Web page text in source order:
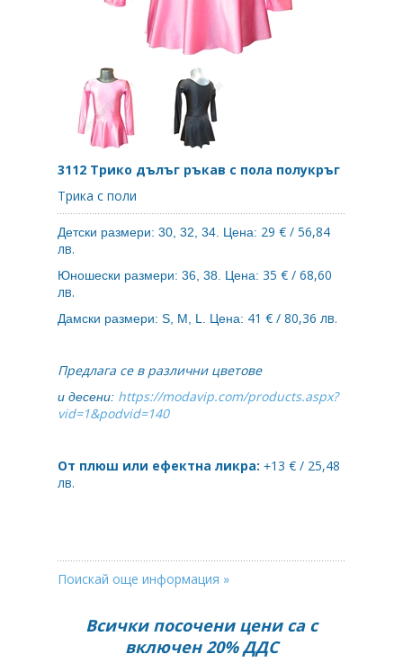
3112 Трико дълъг ръкав с пола полукръг
Трика с поли
Детски размери: 30, 32, 34. Цена: 29 € / 56,84
лв.
Юношески размери: 36, 38. Цена: 35 € / 68,60
лв.
Дамски размери: S, M, L. Цена: 41 € / 80,36 лв.
Предлага се в различни цветове
и десени: https://modavip.com/products.aspx?
vid=1&podvid=140
От плюш или ефектна ликра: +13 € / 25,48
лв.
Поискай още информация »
Всички посочени цени са с
включен 20% ДДС